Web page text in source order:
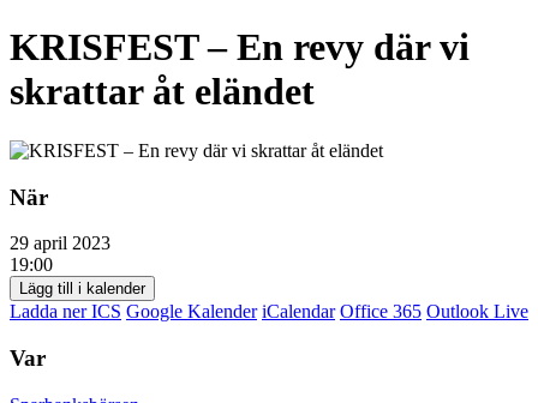
KRISFEST – En revy där vi
skrattar åt eländet
När
29 april 2023
19:00
Lägg till i kalender
Ladda ner ICS Google Kalender iCalendar Office 365 Outlook Live
Var